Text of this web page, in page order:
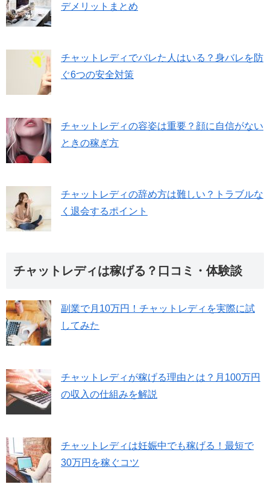
デメリットまとめ
チャットレディでバレた人はいる？身バレを防
ぐ6つの安全対策
チャットレディの容姿は重要？顔に自信がない
ときの稼ぎ方
チャットレディの辞め方は難しい？トラブルな
く退会するポイント
チャットレディは稼げる？口コミ・体験談
副業で月10万円！チャットレディを実際に試
してみた
チャットレディが稼げる理由とは？月100万円
の収入の仕組みを解説
チャットレディは妊娠中でも稼げる！最短で
30万円を稼ぐコツ